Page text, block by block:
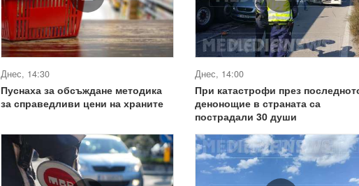
Днес, 14:30
Пуснаха за обсъждане методика
за справедливи цени на храните
Днес, 14:00
При катастрофи през
денонощие в страната са
пострадали 30 души